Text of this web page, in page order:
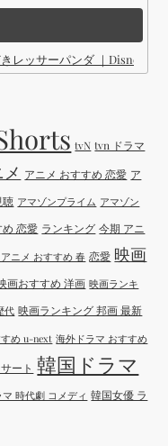
きレッサーパンダ ｜Disney (
tvN tvn ドラマ
アニメ おすすめ 恋愛 ア
聴 アマゾンプライム アマゾン
め 恋愛 ランキング 今期 アニ
ニメ おすすめ 春 恋愛 映画
画おすすめ 洋画 映画ランキ
代 映画ランキング 邦画 最新
め u-next 海外ドラマ おすすめ
ート 韓国ドラマ
時代劇 コメディ 韓国女優 ラ